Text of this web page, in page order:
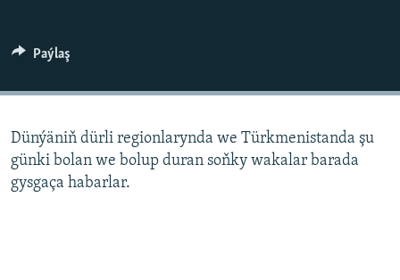
Paýlaş
Dünýäniň dürli regionlarynda we Türkmenistanda şu
günki bolan we bolup duran soňky wakalar barada
gysgaça habarlar.